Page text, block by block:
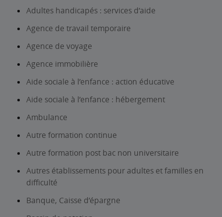
Adultes handicapés : services d’aide
Agence de travail temporaire
Agence de voyage
Agence immobilière
Aide sociale à l’enfance : action éducative
Aide sociale à l’enfance : hébergement
Ambulance
Autre formation continue
Autre formation post bac non universitaire
Autres établissements pour adultes et familles en
difficulté
Banque, Caisse d’épargne